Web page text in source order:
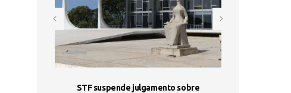
STF suspende julgamento sobre